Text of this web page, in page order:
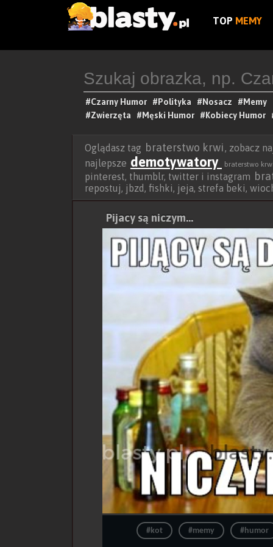
TOP MEMY
#Czarny Humor #Polityka #Nosacz #Memy
#Zwierzęta
#Męski Humor #Kobiecy Humor
Oglądasz tag braterstwo krwi, zobacz
najlepsze demotywatory braterstwo
pinterest, thumblr, twitter i instagram
repostuj, jbzd, fishki, jeja, strefa beki,
Pijacy są niczym...
#kot #memy #humor